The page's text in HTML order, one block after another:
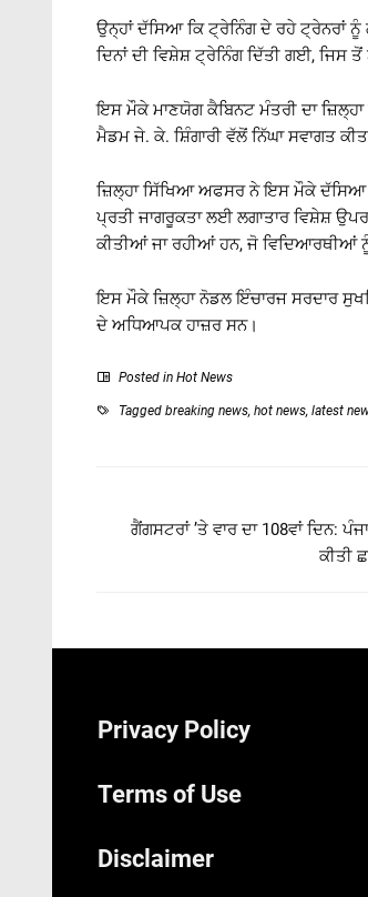
ਉਨ੍ਹਾਂ ਦੱਸਿਆ ਕਿ ਟ੍ਰੇਨਿੰਗ ਦੇ ਰਹੇ ਟ੍ਰੇਨਰਾਂ
ਦਿਨਾਂ ਦੀ ਵਿਸ਼ੇਸ਼ ਟ੍ਰੇਨਿੰਗ ਦਿੱਤੀ ਗਈ,
ਇਸ ਮੌਕੇ ਮਾਣਯੋਗ ਕੈਬਿਨਟ ਮੰਤਰੀ ਦਾ
ਮੈਡਮ ਜੇ. ਕੇ. ਸ਼ਿੰਗਾਰੀ ਵੱਲੋਂ ਨਿੱਘਾ ਸਵਾਗਤ
ਜ਼ਿਲ੍ਹਾ ਸਿੱਖਿਆ ਅਫਸਰ ਨੇ ਇਸ ਮੌਕੇ ਦੱਸਿਆ
ਪ੍ਰਤੀ ਜਾਗਰੂਕਤਾ ਲਈ ਲਗਾਤਾਰ ਵਿਸ਼ੇਸ਼
ਕੀਤੀਆਂ ਜਾ ਰਹੀਆਂ ਹਨ, ਜੋ ਵਿਦਿਆਰਥੀਆਂ
ਇਸ ਮੌਕੇ ਜ਼ਿਲ੍ਹਾ ਨੋਡਲ ਇੰਚਾਰਜ ਸਰਦਾਰ
ਦੇ ਅਧਿਆਪਕ ਹਾਜ਼ਰ ਸਨ।
Posted in Hot News
Tagged breaking news, hot news, latest
ਗੈਂਗਸਟਰਾਂ ’ਤੇ ਵਾਰ ਦਾ 108ਵਾਂ ਦਿਨ:
ਕੀਤੀ
Privacy Policy
Terms of Use
Disclaimer